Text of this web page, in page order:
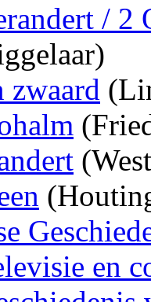
/ 2
zwaard
en